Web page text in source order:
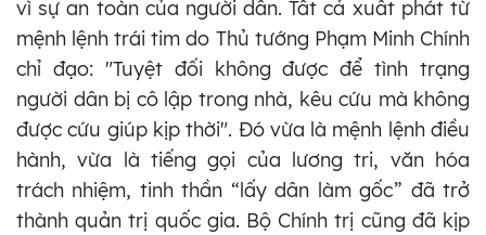
vì sự an toàn của người dân. Tất cả xuất phát từ
mệnh lệnh trái tim do Thủ tướng Phạm Minh Chính
chỉ đạo: "Tuyệt đối không được để tình trạng
người dân bị cô lập trong nhà, kêu cứu mà không
được cứu giúp kịp thời". Đó vừa là mệnh lệnh điều
hành, vừa là tiếng gọi của lương tri, văn hóa
trách nhiệm, tinh thần “lấy dân làm gốc” đã trở
thành quản trị quốc gia. Bộ Chính trị cũng đã kịp